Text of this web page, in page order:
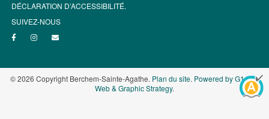
DÉCLARATION D’ACCESSIBILITÉ.
SUIVEZ-NOUS
© 2026 Copyright Berchem-Sainte-Agathe. Plan du site. Powered by G1.be -
Web & Graphic Strategy.